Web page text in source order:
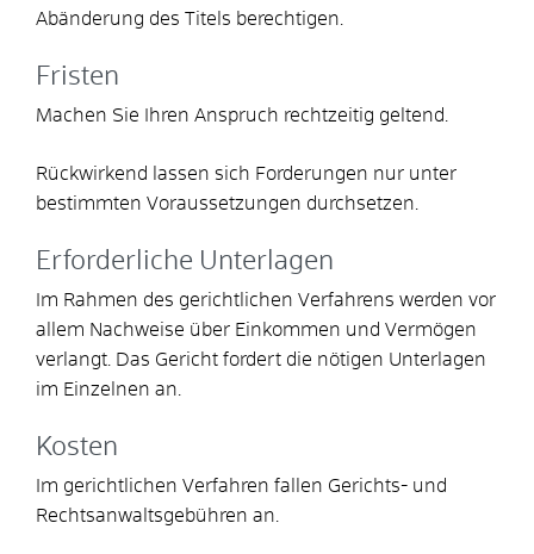
Abänderung des Titels berechtigen.
Fristen
Machen Sie Ihren Anspruch rechtzeitig geltend.
Rückwirkend lassen sich Forderungen nur unter
bestimmten Voraussetzungen durchsetzen.
Erforderliche Unterlagen
Im Rahmen des gerichtlichen Verfahrens werden vor
allem Nachweise über Einkommen und Vermögen
verlangt. Das Gericht fordert die nötigen Unterlagen
im Einzelnen an.
Kosten
Im gerichtlichen Verfahren fallen Gerichts- und
Rechtsanwaltsgebühren an.